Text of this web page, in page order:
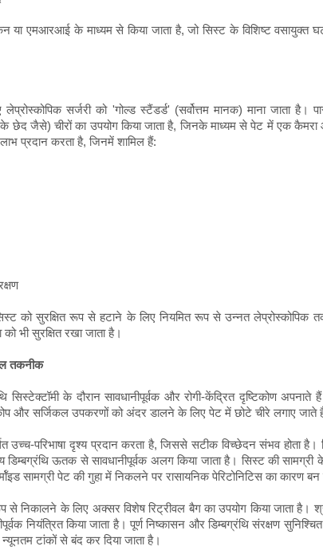
या एमआरआई के माध्यम से किया जाता है, जो सिस्ट के विशिष्ट वसायुक्त
सर्जरी को 'गोल्ड स्टैंडर्ड' (सर्वोत्तम मानक) माना जाता है।
के छेद जैसे) चीरों का उपयोग किया जाता है, जिनके माध्यम से पेट में एक
प्रदान करता है, जिनमें शामिल हैं:
को सुरक्षित रूप से हटाने के लिए नियमित रूप से उन्नत लेप्रोस्कोपिक
भी सुरक्षित रखा जाता है।
तकनीक
सिस्टेक्टॉमी के दौरान सावधानीपूर्वक और रोगी-केंद्रित दृष्टिकोण अपनाते
और सर्जिकल उपकरणों को अंदर डालने के लिए पेट में छोटे चीरे लगाए जाते
उच्च-परिभाषा दृश्य प्रदान करता है, जिससे सटीक विच्छेदन संभव होता
डिम्बग्रंथि ऊतक से सावधानीपूर्वक अलग किया जाता है। सिस्ट की
सामग्री पेट की गुहा में निकलने पर रासायनिक पेरिटोनिटिस का कारण
से निकालने के लिए अक्सर विशेष रिट्रीवल बैग का उपयोग किया जाता है।
नियंत्रित किया जाता है। पूर्ण निष्कासन और डिम्बग्रंथि संरक्षण
न्यूनतम टांकों से बंद कर दिया जाता है।